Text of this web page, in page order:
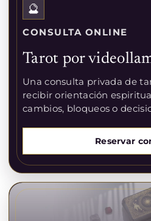
🔮
CONSULTA ONLINE
Tarot por
Una consulta privada de
recibir orientación
cambios, bloqueos o
Reservar